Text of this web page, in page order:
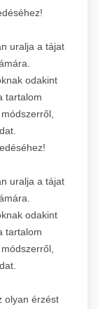
uralja a tájat
odakint
tartalom
uralja a tájat
odakint
tartalom
olyan érzést